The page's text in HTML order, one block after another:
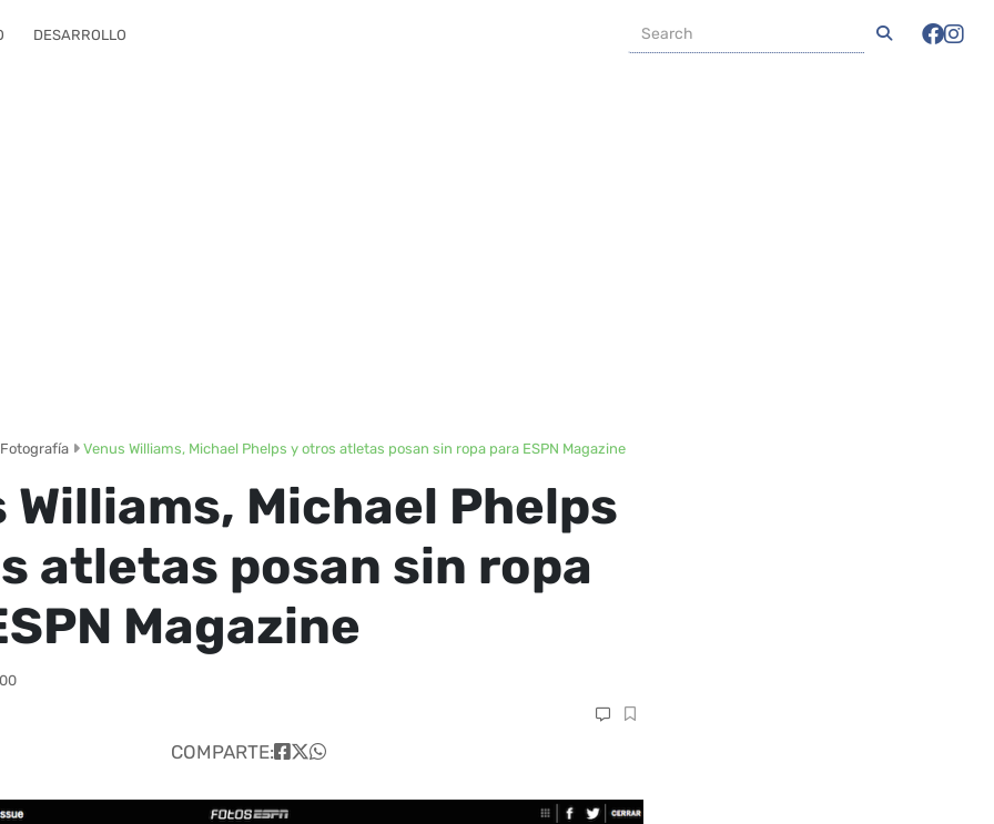
DESARROLLO
Fotografía Venus Williams, Michael Phelps y otros atletas posan sin ropa para ESPN Magazine
Williams, Michael Phelps
atletas posan sin ropa
Magazine
COMPARTE: